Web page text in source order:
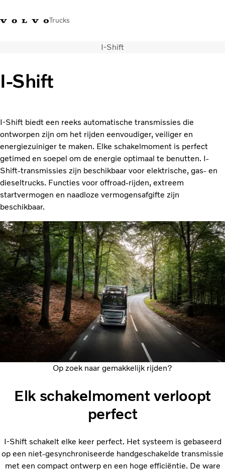
Trucks
Merchandise ShopInloggen
Transportoplossingen
Over ons
Pers en media
Contact
Energietransitie
Dealerlocator
I-Shift
I-Shift
I-Shift biedt een reeks automatische transmissies die
ontworpen zijn om het rijden eenvoudiger, veiliger en
energiezuiniger te maken. Elke schakelmoment is perfect
getimed en soepel om de energie optimaal te benutten. I-
Shift-transmissies zijn beschikbaar voor elektrische, gas- en
dieseltrucks. Functies voor offroad-rijden, extreem
startvermogen en naadloze vermogensafgifte zijn
beschikbaar.
Op zoek naar gemakkelijk rijden?
Elk schakelmoment verloopt
perfect
I-Shift schakelt elke keer perfect. Het systeem is gebaseerd
op een niet-gesynchroniseerde handgeschakelde transmissie
met een compact ontwerp en een hoge efficiëntie. De ware